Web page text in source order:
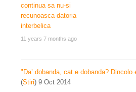
11 years 7 months ago
"Da’ dobanda, cat e dobanda? Dincolo
(Stiri) 9 Oct 2014